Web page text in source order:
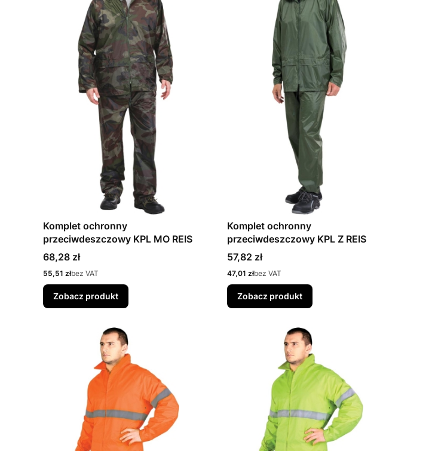
Komplet ochronny
przeciwdeszczowy KPL MO REIS
Cena
68,28 zł
Cena
55,51 złbez VAT
Zobacz produkt
Komplet ochronny
przeciwdeszczowy KPL Z REIS
Cena
57,82 zł
Cena
47,01 złbez VAT
Zobacz produkt